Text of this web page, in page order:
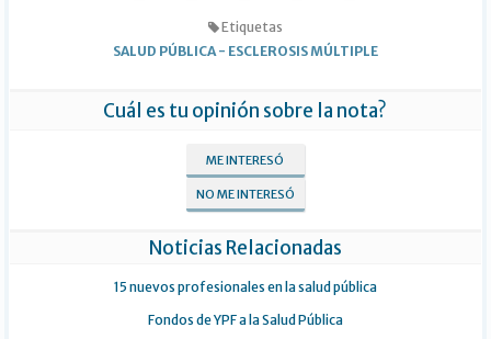
Etiquetas
SALUD PÚBLICA- ESCLEROSIS MÚLTIPLE
Cuál es tu opinión sobre la nota?
ME INTERESÓ
NO ME INTERESÓ
Noticias Relacionadas
15 nuevos profesionales en la salud pública
Fondos de YPF a la Salud Pública